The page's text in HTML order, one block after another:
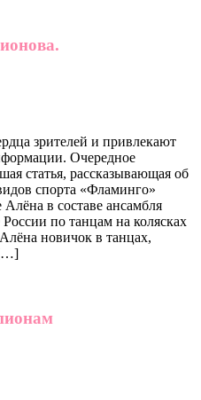
зрителей и привлекают
Очередное
статья, рассказывающая об
спорта «Фламинго»
в составе ансамбля
по танцам на колясках
новичок в танцах,
[…]